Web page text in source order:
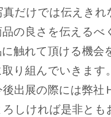
真だけでは伝えき
品の良さを伝えるべ
に触れて頂ける機
り組んでいきます
後出展の際には弊
しければ是非とも